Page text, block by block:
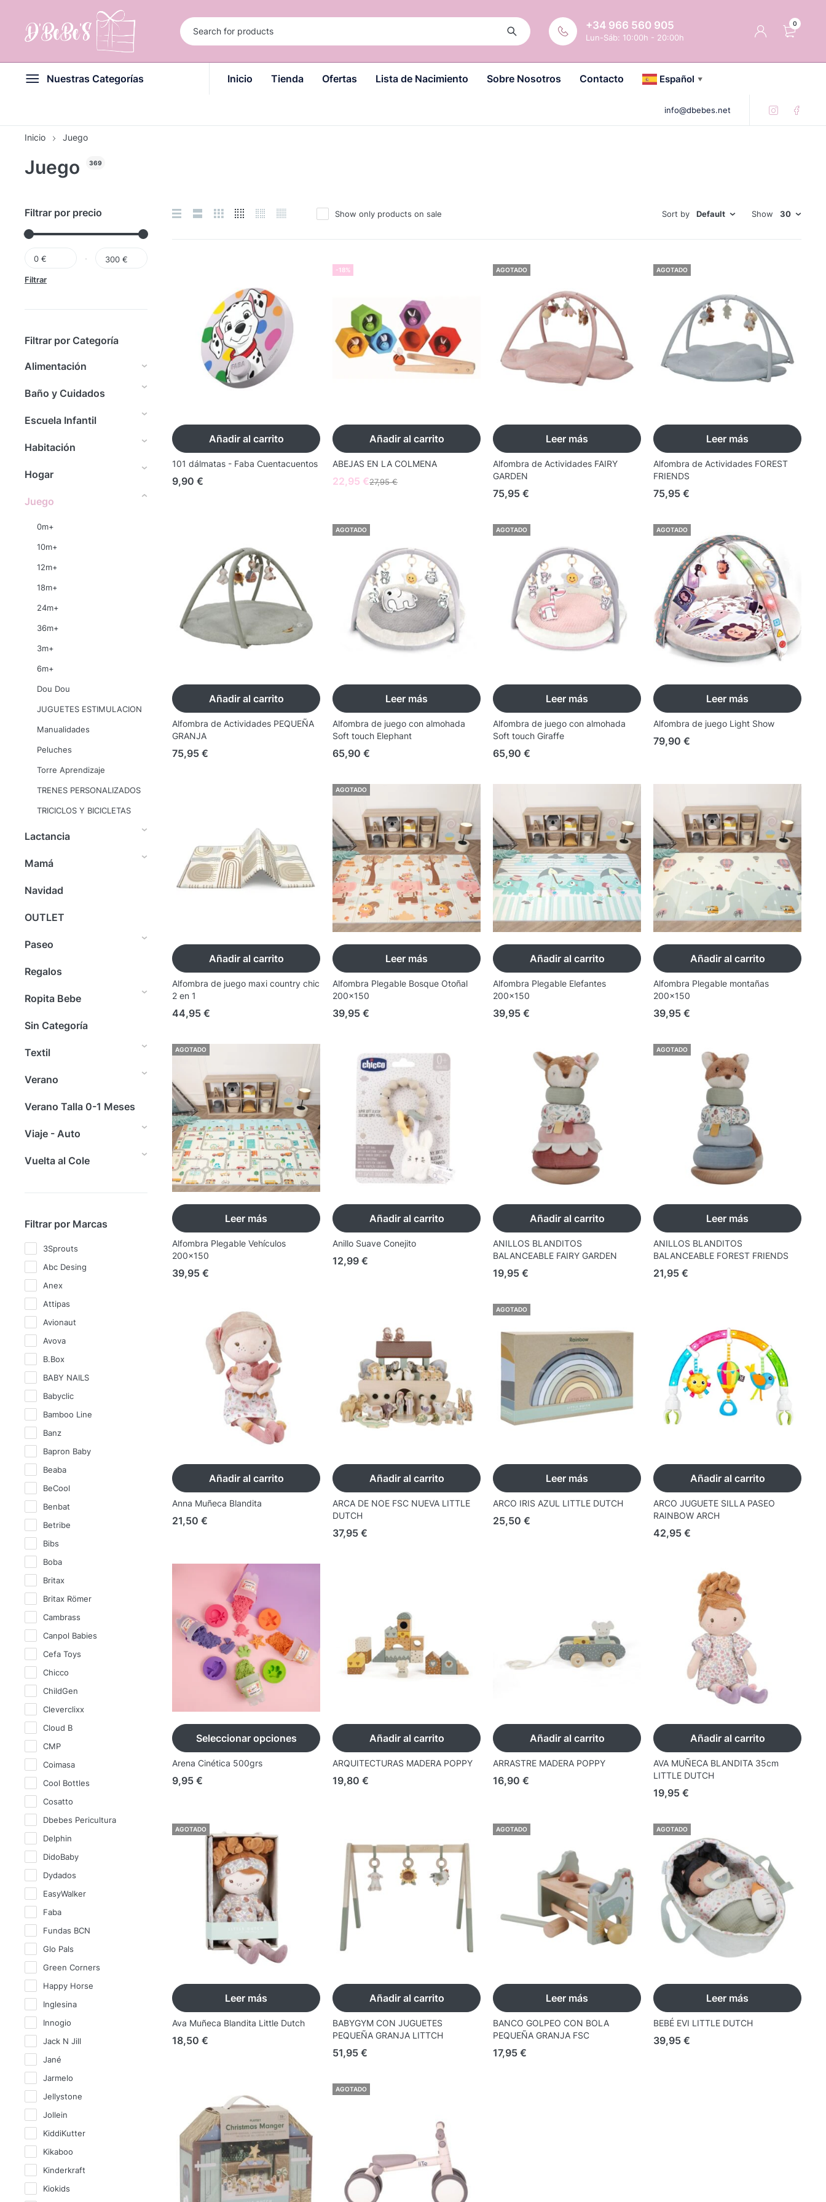
+34 966 560 905
Lun-Sáb: 10:00h - 20:00h
0
Nuestras Categorías Inicio Tienda Ofertas Lista de Nacimiento Sobre Nosotros Contacto Español ▼
info@dbebes.net
Juego 369
Inicio Juego
Filtrar por precio
Filtrar
0 € 300 €
Filtrar por Categoría
Alimentación
Baño y Cuidados
Escuela Infantil
Habitación
Hogar
Juego
0m+
10m+
12m+
18m+
24m+
36m+
3m+
6m+
Dou Dou
JUGUETES ESTIMULACION
Manualidades
Peluches
Torre Aprendizaje
TRENES PERSONALIZADOS
TRICICLOS Y BICICLETAS
Lactancia
Mamá
Navidad
OUTLET
Paseo
Regalos
Ropita Bebe
Sin Categoría
Textil
Verano
Verano Talla 0-1 Meses
Viaje - Auto
Vuelta al Cole
Filtrar por Marcas
3Sprouts
Abc Desing
Anex
Attipas
Avionaut
Avova
B.Box
BABY NAILS
Babyclic
Bamboo Line
Banz
Bapron Baby
Beaba
BeCool
Benbat
Betribe
Bibs
Boba
Britax
Britax Römer
Cambrass
Canpol Babies
Cefa Toys
Chicco
ChildGen
Cleverclixx
Cloud B
CMP
Coimasa
Cool Bottles
Cosatto
Dbebes Pericultura
Delphin
DidoBaby
Dydados
EasyWalker
Faba
Fundas BCN
Glo Pals
Green Corners
Happy Horse
Inglesina
Innogio
Jack N Jill
Jané
Jarmelo
Jellystone
Jollein
KiddiKutter
Kikaboo
Kinderkraft
Kiokids
Sort by Default
Show only products on sale Show 30
Añadir al carrito
101 dálmatas - Faba Cuentacuentos
9,90 €
-18%
Añadir al carrito
ABEJAS EN LA COLMENA
27,95€
22,95 €
AGOTADO
Leer más
Alfombra de Actividades FAIRY
GARDEN
75,95 €
AGOTADO
Leer más
Alfombra de Actividades FOREST
FRIENDS
75,95 €
Añadir al carrito
Alfombra de Actividades PEQUEÑA
GRANJA
75,95 €
AGOTADO
Leer más
Alfombra de juego con almohada
Soft touch Elephant
65,90 €
AGOTADO
Leer más
Alfombra de juego con almohada
Soft touch Giraffe
65,90 €
AGOTADO
Leer más
Alfombra de juego Light Show
79,90 €
Añadir al carrito
Alfombra de juego maxi country chic
2 en 1
44,95 €
AGOTADO
Leer más
Alfombra Plegable Bosque Otoñal
200x150
39,95 €
Añadir al carrito
Alfombra Plegable Elefantes
200x150
39,95 €
Añadir al carrito
Alfombra Plegable montañas
200x150
39,95 €
AGOTADO
Leer más
Alfombra Plegable Vehículos
200x150
39,95 €
Añadir al carrito
Anillo Suave Conejito
12,99 €
Añadir al carrito
ANILLOS BLANDITOS
BALANCEABLE FAIRY GARDEN
19,95 €
AGOTADO
Leer más
ANILLOS BLANDITOS
BALANCEABLE FOREST FRIENDS
21,95 €
Añadir al carrito
Anna Muñeca Blandita
21,50 €
Añadir al carrito
ARCA DE NOE FSC NUEVA LITTLE
DUTCH
37,95 €
AGOTADO
Leer más
ARCO IRIS AZUL LITTLE DUTCH
25,50 €
Añadir al carrito
ARCO JUGUETE SILLA PASEO
RAINBOW ARCH
42,95 €
Seleccionar opciones
Arena Cinética 500grs
9,95 €
Añadir al carrito
ARQUITECTURAS MADERA POPPY
19,80 €
Añadir al carrito
ARRASTRE MADERA POPPY
16,90 €
Añadir al carrito
AVA MUÑECA BLANDITA 35cm
LITTLE DUTCH
19,95 €
AGOTADO
Leer más
Ava Muñeca Blandita Little Dutch
18,50 €
Añadir al carrito
BABYGYM CON JUGUETES
PEQUEÑA GRANJA LITTCH
51,95 €
AGOTADO
Leer más
BANCO GOLPEO CON BOLA
PEQUEÑA GRANJA FSC
17,95 €
AGOTADO
Leer más
BEBÉ EVI LITTLE DUTCH
39,95 €
AGOTADO